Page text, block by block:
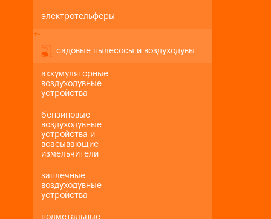
электротельферы
+-
садовые пылесосы и воздуходувы
аккумуляторные
воздуходувные
устройства
бензиновые
воздуходувные
устройства и
всасывающие
измельчители
заплечные
воздуходувные
устройства
подметальные